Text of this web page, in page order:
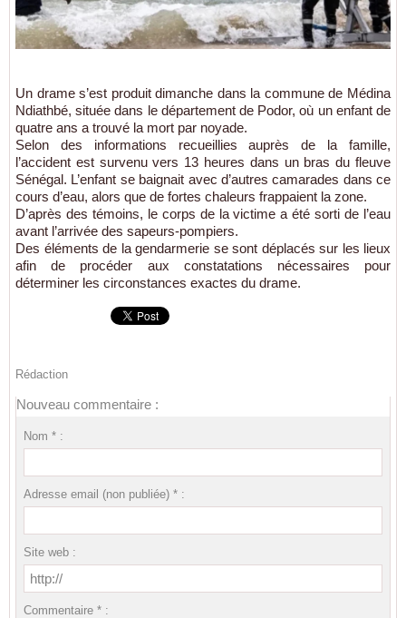
Un drame s’est produit dimanche dans la commune de Médina
Ndiathbé, située dans le département de Podor, où un enfant de
quatre ans a trouvé la mort par noyade.
Selon des informations recueillies auprès de la famille,
l’accident est survenu vers 13 heures dans un bras du fleuve
Sénégal. L’enfant se baignait avec d’autres camarades dans ce
cours d’eau, alors que de fortes chaleurs frappaient la zone.
D’après des témoins, le corps de la victime a été sorti de l’eau
avant l’arrivée des sapeurs-pompiers.
Des éléments de la gendarmerie se sont déplacés sur les lieux
afin de procéder aux constatations nécessaires pour
déterminer les circonstances exactes du drame.
Rédaction
Nouveau commentaire :
Nom * :
Adresse email (non publiée) * :
Site web :
Commentaire * :